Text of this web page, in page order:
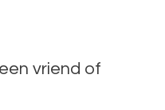
vriend of